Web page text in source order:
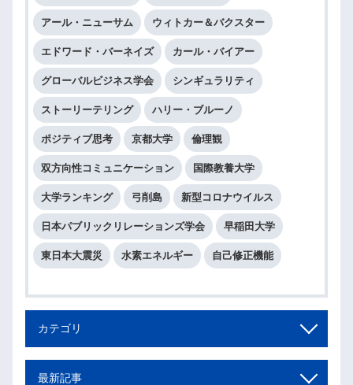
アール・ニューサム ウィトカー＆バクスター
エドワード・バーネイズ カール・バイアー
グローバルビジネス学会 シンギュラリティ
ストーリーテリング ハリー・ブルーノ
ポジティブ思考 京都大学 倫理観
双方向性コミュニケーション 国際教養大学
大学ランキング 弓削島 新型コロナウイルス
日本パブリックリレーションズ学会 早稲田大学
東日本大震災 水素エネルギー 自己修正機能
カテゴリ
最新記事